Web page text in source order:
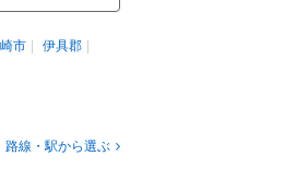
市
伊具郡
路線・駅から選ぶ